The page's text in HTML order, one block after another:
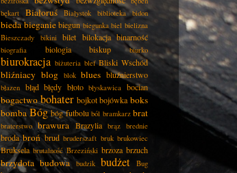
bękart
Białoruś Białystok biblioteka bidon
bieda bieganie biegun biegunka biel bielizna
Bieszczady
bikini bilet bilokacja binarność
biografia biologia biskup biurko
biurokracja biżuteria blef Bliski Wschód
bliźniacy blog blok blues bluźnierstwo
błazen błąd błędy błoto błyskawica bocian
bogactwo bohater bojkot bojówka boks
bomba Bóg bóg futbolu ból bramkarz brat
braterstwo brawura Brazylia brąz brednie
broda broń brud bruderszaft bruk brukowiec
Bruksela brutalność Brzeziński brzoza brzuch
brzydota budowa budzik budżet Bug